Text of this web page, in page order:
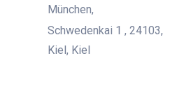
München,
Schwedenkai 1 , 24103,
Kiel, Kiel